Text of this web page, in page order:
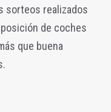
sorteos realizados
de coches
que buena